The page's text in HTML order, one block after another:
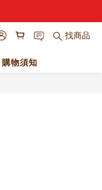
找商品
購物須知